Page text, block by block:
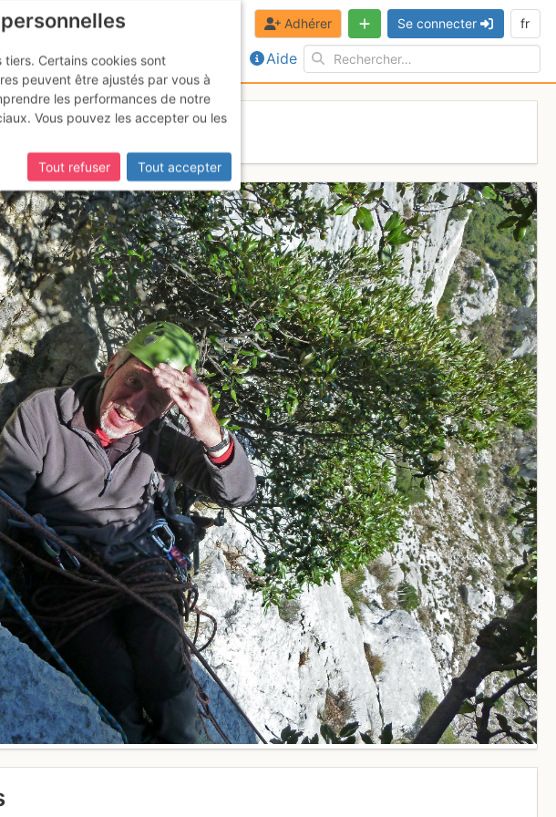
Aide
Adhérer Se connecter fr
Certains cookies sont
peuvent être ajustés par vous à
les performances de notre
Vous pouvez les accepter ou les
Tout refuser
Tout accepter